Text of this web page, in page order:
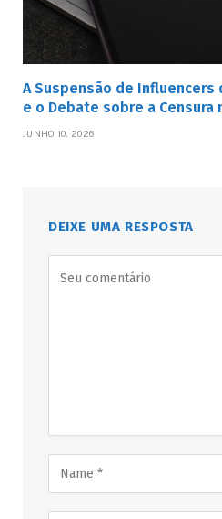
A Suspensão de
e o Debate sobre a Censura
JUNHO 10, 2026
DEIXE UMA RESPOSTA